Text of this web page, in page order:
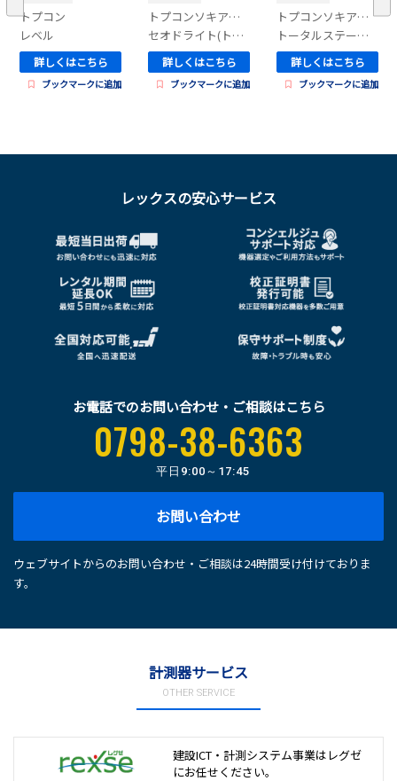
トプコン
レベル
詳しくはこちら
ブックマークに追加
トプコンソキアポジショニングジャパン
セオドライト(トランシット)
詳しくはこちら
ブックマークに追加
トプコンソキアポジショニングジャパン
トータルステーション(光波)
詳しくはこちら
ブックマークに追加
レックスの安心サービス
お電話でのお問い合わせ・ご相談はこちら
0798-38-6363
平日 9:00～17:45
お問い合わせ
ウェブサイトからのお問い合わせ・ご相談は24時間受け付けておりま
す。
計測器サービス
OTHER SERVICE
建設ICT・計測システム事業は レグゼ
にお任せください。